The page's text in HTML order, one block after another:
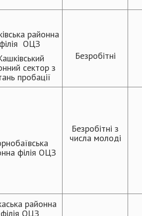
районна
філія ОЦЗ
сектор з
пробації
Безробітні
філія ОЦЗ
Безробітні з
числа молоді
районна
філія ОЦЗ